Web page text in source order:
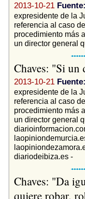
2013-10-21
expresidente de la
referencia al caso
procedimiento más
un director general
Chaves: "Si un
2013-10-21
expresidente de la
referencia al caso
procedimiento más
un director general
diariodeibiza.es -
Chaves: "Da
quiere robar,